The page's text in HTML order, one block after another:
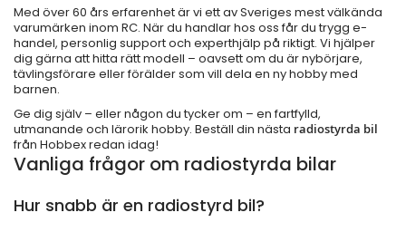
Med över 60 års erfarenhet är vi ett av Sveriges mest välkända
varumärken inom RC. När du handlar hos oss får du trygg e-
handel, personlig support och experthjälp på riktigt. Vi hjälper
dig gärna att hitta rätt modell – oavsett om du är nybörjare,
tävlingsförare eller förälder som vill dela en ny hobby med
barnen.
Ge dig själv – eller någon du tycker om – en fartfylld,
utmanande och lärorik hobby. Beställ din nästa radiostyrda bil
från Hobbex redan idag!
Vanliga frågor om radiostyrda bilar
Hur snabb är en radiostyrd bil?